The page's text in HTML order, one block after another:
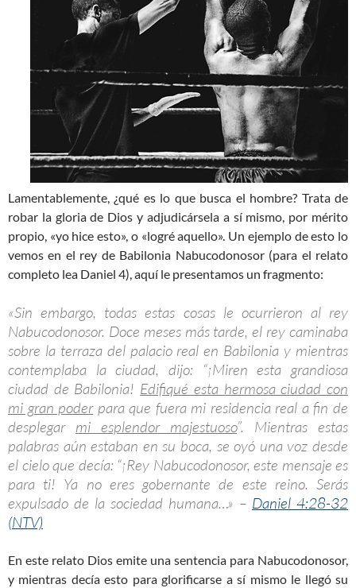
Lamentablemente, ¿qué es lo que busca el hombre? Trata de
robar la gloria de Dios y adjudicársela a sí mismo, por mérito
propio, «yo hice esto», o «logré aquello». Un ejemplo de esto lo
vemos en el rey de Babilonia Nabucodonosor (para el relato
completo lea Daniel 4), aquí le presentamos un fragmento:
«Sin embargo, todas estas cosas le ocurrieron al rey
Nabucodonosor. Doce meses más tarde, el rey caminaba
sobre la terraza del palacio real en Babilonia y mientras
contemplaba la ciudad, dijo: “¡Miren esta grandiosa
ciudad de Babilonia! Edifiqué esta hermosa ciudad con
mi gran poderpara que fuera mi residencia real a fin de
desplegar mi esplendor majestuoso”. Mientras estas
palabras aún estaban en su boca, se oyó una voz desde
el cielo que decía: “¡Rey Nabucodonosor, este mensaje es
para ti! Ya no eres gobernante de este reino. Serás
expulsado de la sociedad humana…» – Daniel 4:28-32
(NTV)
En este relato Dios emite una sentencia para Nabucodonosor,
y mientras decía esto para glorificarse a sí mismo le llegó su